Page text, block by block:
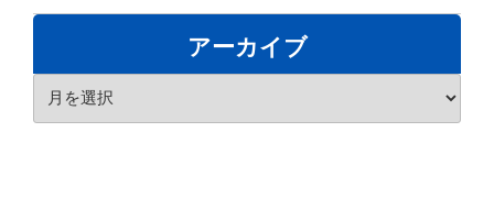
テ
ー
アーカイブ